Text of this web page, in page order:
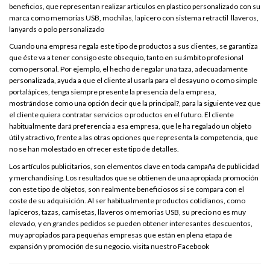
beneficios, que representan realizar articulos en plastico personalizado con su
marca como memorias USB, mochilas, lapicero con sistema retractil llaveros,
lanyards o polo personalizado
Cuando una empresa regala este tipo de productos a sus clientes, se garantiza
que éste va a tener consigo este obsequio, tanto en su ámbito profesional
como personal. Por ejemplo, el hecho de regalar una taza, adecuadamente
personalizada, ayuda a que el cliente al usarla para el desayuno o como simple
portalápices, tenga siempre presente la presencia de la empresa,
mostrándose como una opción decir que la principal?, para la siguiente vez que
el cliente quiera contratar servicios o productos en el futuro. El cliente
habitualmente dará preferencia a esa empresa, que le ha regalado un objeto
útil y atractivo, frente a las otras opciones que representa la competencia, que
no se han molestado en ofrecer este tipo de detalles.
Los artículos publicitarios, son elementos clave en toda campaña de publicidad
y merchandising. Los resultados que se obtienen de una apropiada promoción
con este tipo de objetos, son realmente beneficiosos si se compara con el
coste de su adquisición. Al ser habitualmente productos cotidianos, como
lapiceros, tazas, camisetas, llaveros o memorias USB, su precio no es muy
elevado, y en grandes pedidos se pueden obtener interesantes descuentos,
muy apropiados para pequeñas empresas que están en plena etapa de
expansión y promoción de su negocio. visita nuestroFacebook